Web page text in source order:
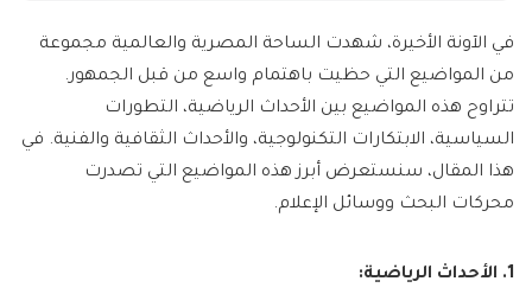
في الآونة الأخيرة، شهدت الساحة المصرية والعالمية مجموعة
من المواضيع التي حظيت باهتمام واسع من قبل الجمهور.
تتراوح هذه المواضيع بين الأحداث الرياضية، التطورات
السياسية، الابتكارات التكنولوجية، والأحداث الثقافية والفنية. في
هذا المقال، سنستعرض أبرز هذه المواضيع التي تصدرت
محركات البحث ووسائل الإعلام.
1. الأحداث الرياضية: